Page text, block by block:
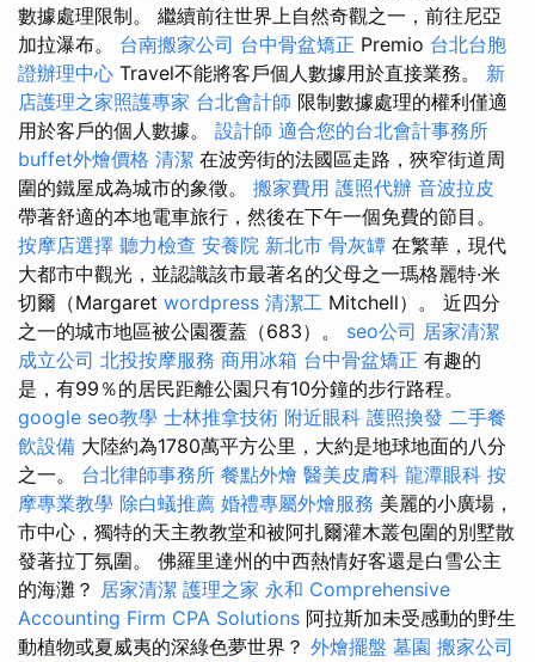
數據處理限制。 繼續前往世界上自然奇觀之一，前往尼亞
加拉瀑布。 台南搬家公司 台中骨盆矯正 Premio 台北台胞
證辦理中心 Travel不能將客戶個人數據用於直接業務。 新
店護理之家照護專家 台北會計師 限制數據處理的權利僅適
用於客戶的個人數據。 設計師 適合您的台北會計事務所
buffet外燴價格 清潔 在波旁街的法國區走路，狹窄街道周
圍的鐵屋成為城市的象徵。 搬家費用 護照代辦 音波拉皮
帶著舒適的本地電車旅行，然後在下午一個免費的節目。
按摩店選擇 聽力檢查 安養院 新北市 骨灰罈 在繁華，現代
大都市中觀光，並認識該市最著名的父母之一瑪格麗特·米
切爾（Margaret wordpress 清潔工 Mitchell）。 近四分
之一的城市地區被公園覆蓋（683）。 seo公司 居家清潔
成立公司 北投按摩服務 商用冰箱 台中骨盆矯正 有趣的
是，有99％的居民距離公園只有10分鐘的步行路程。
google seo教學 士林推拿技術 附近眼科 護照換發 二手餐
飲設備 大陸約為1780萬平方公里，大約是地球地面的八分
之一。 台北律師事務所 餐點外燴 醫美皮膚科 龍潭眼科 按
摩專業教學 除白蟻推薦 婚禮專屬外燴服務 美麗的小廣場，
市中心，獨特的天主教教堂和被阿扎爾灌木叢包圍的別墅散
發著拉丁氛圍。 佛羅里達州的中西熱情好客還是白雪公主
的海灘？ 居家清潔 護理之家 永和 Comprehensive
Accounting Firm CPA Solutions 阿拉斯加未受感動的野生
動植物或夏威夷的深綠色夢世界？ 外燴擺盤 墓園 搬家公司